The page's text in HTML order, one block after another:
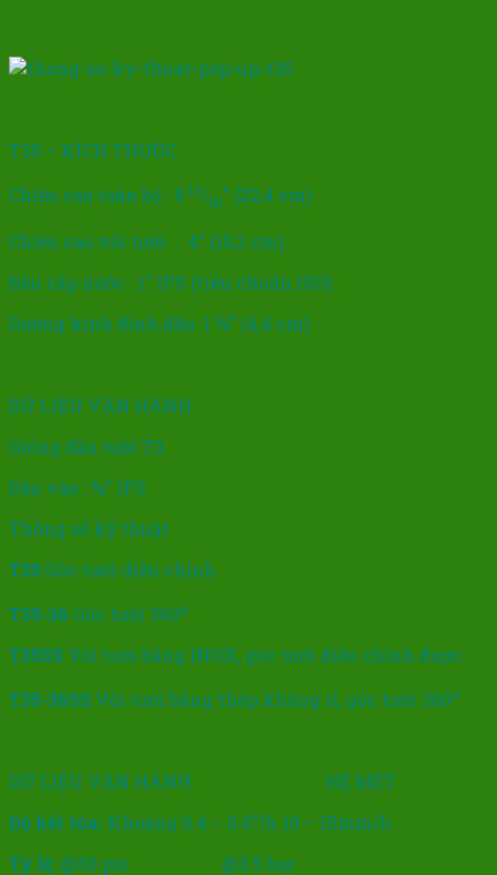
T35 – KÍCH THƯỚC
Chiều cao toàn bộ : 8 13/16” (22,4 cm)
Chiều cao vòi tưới : 4″ (10,2 cm)
Đầu cấp nước : 1″ IPS (tiêu chuẩn ISO)
Đường kính đỉnh đầu: 1 ¾” (4,4 cm)
DỮ LIỆU VẬN HÀNH
Giống đầu tưới T3
Đầu vào : ¾” IPS
Thông số kỹ thuật
T35 Góc tưới điều chỉnh
T35-36 Góc tưới 360o
T35SS Vòi tưới bằng INOX, góc tưới điều chỉnh được.
T35-36SS Vòi tưới bằng thép không rỉ, góc tưới 360o
DỮ LIỆU VẬN HÀNH HỆ MÉT
Độ kết tủa: Khoảng 0.4 – 0.6”/h 10 – 15mm/h
Tỷ lệ: @50 psi @3.5 bar